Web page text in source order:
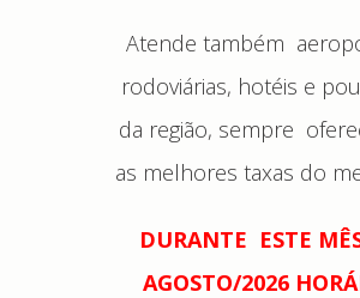
Atende também
rodoviárias, hotéis e
da região, sempre
as melhores taxas do
DURANTE ESTE
AGOSTO/2026